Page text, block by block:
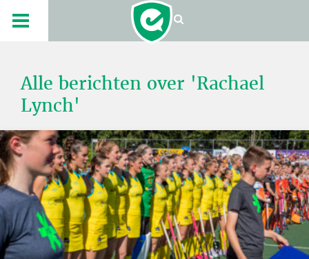
Alle berichten over 'Rachael
Lynch'